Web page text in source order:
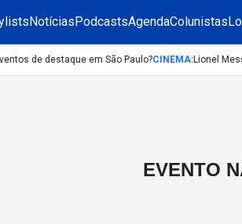
NotíciasPodcastsAgendaColunistas
de destaque em São Paulo?CINEMA:Lionel
EVENTO